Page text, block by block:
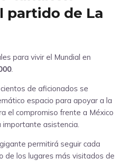
partido de La
para vivir el Mundial en
.
de aficionados se
espacio para apoyar a la
el compromiso frente a México
asistencia.
permitirá seguir cada
de los lugares más visitados de